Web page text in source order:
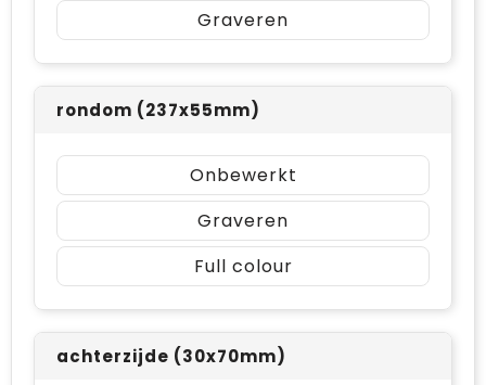
Graveren
rondom (237x55mm)
Onbewerkt
Graveren
Full colour
achterzijde (30x70mm)